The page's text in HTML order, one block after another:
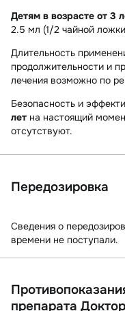
Детям в возрасте от 3
2.5 мл (1/2 чайной
Длительность
продолжительности и
лечения возможно по
Безопасность и
лет на настоящий
отсутствуют.
Передозировка
Сведения о
времени не поступали.
препарата